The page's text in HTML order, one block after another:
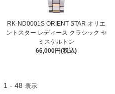
RK-ND0001S ORIENT STAR オリエ
ントスター レディース クラシック セ
ミスケルトン
66,000円(税込)
1 - 48 表示